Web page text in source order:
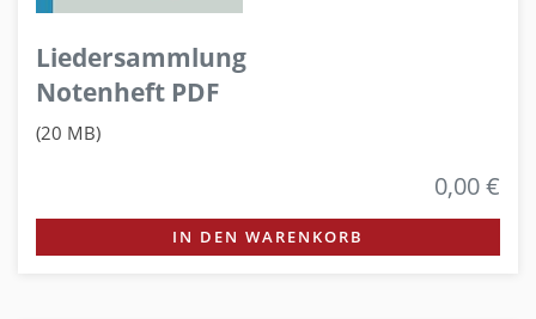
Liedersammlung
Notenheft PDF
(20 MB)
0,00 €
IN DEN WARENKORB